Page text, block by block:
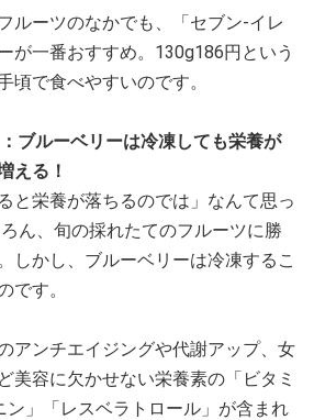
ルーツのなかでも、「セブン-イレ
が一番おすすめ。130g186円という
頃で食べやすいのです。
ブルーベリーは冷凍しても栄養が
える！
と栄養が落ちるのでは」なんて思っ
ん、旬の採れたてのフルーツに勝
しかし、ブルーベリーは冷凍するこ
です。
アンチエイジングや代謝アップ、女
美容に欠かせない栄養素の「ビタミ
ン」「レスベラトロール」が含まれ